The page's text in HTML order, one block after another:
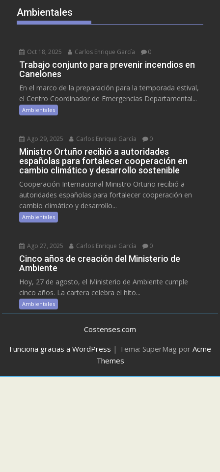
Ambientales
Oct 18, 2025 Carlos Enrique García 0
Trabajo conjunto para prevenir incendios en
Canelones
En el marco de la preparación para la temporada estival,
el Centro Coordinador de Emergencias Departamental...
Ambientales
Ago 29, 2025 Carlos Enrique García 0
Ministro Ortuño recibió a autoridades
españolas para fortalecer cooperación en
cambio climático y desarrollo sostenible
Cooperación Internacional Ministro Ortuño recibió a
autoridades españolas para fortalecer cooperación en
cambio climático y desarrollo...
Ambientales
Ago 27, 2025 Carlos Enrique García 0
Cinco años de creación del Ministerio de
Ambiente
Hoy, 27 de agosto, el Ministerio de Ambiente cumple
cinco años. La cartera celebra el hito...
Ambientales
Costenses.com
Funciona gracias a WordPress | Tema: SuperMag por Acme
Themes